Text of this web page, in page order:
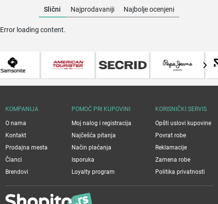
Slični Najprodavaniji Najbolje ocenjeni
Error loading content.
KOMPANIJA
O nama
Kontakt
Prodajna mesta
Članci
Brendovi
POMOĆ PRI KUPOVINI
Moj nalog i registracija
Najčešća pitanja
Način plaćanja
Isporuka
Loyalty program
KORISNIČKI SERVIS
Opšti uslovi kupovine
Povrat robe
Reklamacije
Zamena robe
Politika privatnosti